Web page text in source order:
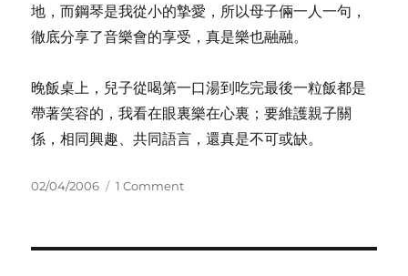
地，而鋼琴是我從小的摯愛，所以母子倆一人一句，
徹底分享了音樂會的享受，真是樂也融融。
晚飯桌上，兒子從喝第一口湯到吃完最後一粒飯都是
帶著笑容的，我看在眼裏樂在心裏；要維護親子關
係，相同興趣、共同語言，還真是不可或缺。
Posted
02/04/2006 1 Commenton